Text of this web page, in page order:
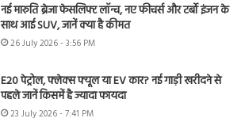
नई मारुति ब्रेजा फेसलिफ्ट लॉन्च, नए फीचर्स और टर्बो इंजन के
साथ आई SUV, जानें क्या है कीमत
26 July 2026 - 3:56 PM
E20 पेट्रोल, फ्लेक्स फ्यूल या EV कार? नई गाड़ी खरीदने से
पहले जानें किसमें है ज्यादा फायदा
23 July 2026 - 7:41 PM